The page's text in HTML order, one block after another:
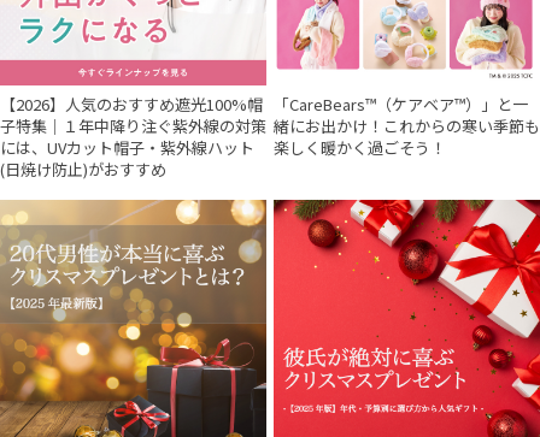
【2026】人気のおすすめ遮光100%帽
子特集｜１年中降り注ぐ紫外線の対策
には、UVカット帽子・紫外線ハット
(日焼け防止)がおすすめ
「CareBears™（ケアベア™）」と一
緒にお出かけ！これからの寒い季節も
楽しく暖かく過ごそう！